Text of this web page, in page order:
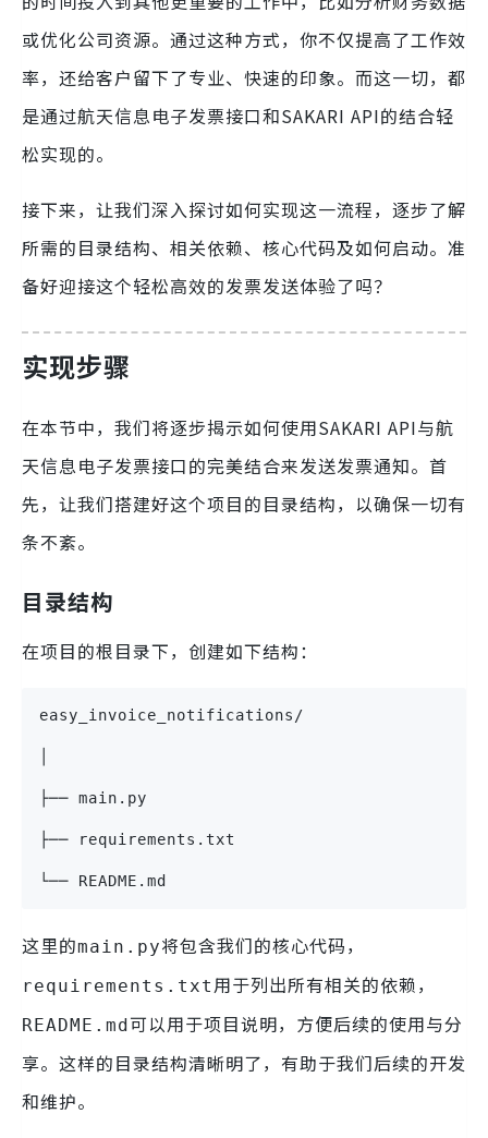
或优化公司资源。通过这种方式，你不仅提高了工作效
率，还给客户留下了专业、快速的印象。而这一切，都
是通过航天信息电子发票接口和SAKARI API的结合轻
松实现的。
接下来，让我们深入探讨如何实现这一流程，逐步了解
所需的目录结构、相关依赖、核心代码及如何启动。准
备好迎接这个轻松高效的发票发送体验了吗？
实现步骤
在本节中，我们将逐步揭示如何使用SAKARI API与航
天信息电子发票接口的完美结合来发送发票通知。首
先，让我们搭建好这个项目的目录结构，以确保一切有
条不紊。
目录结构
在项目的根目录下，创建如下结构：
easy_invoice_notifications/
├── main.py
├── requirements.txt
└── README.md
这里的main.py将包含我们的核心代码，
requirements.txt 用于列出所有相关的依赖，
README.md可以用于项目说明，方便后续的使用与分
享。这样的目录结构清晰明了，有助于我们后续的开发
和维护。